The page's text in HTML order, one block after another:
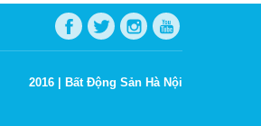
2016 | Bất Động Sản Hà Nội